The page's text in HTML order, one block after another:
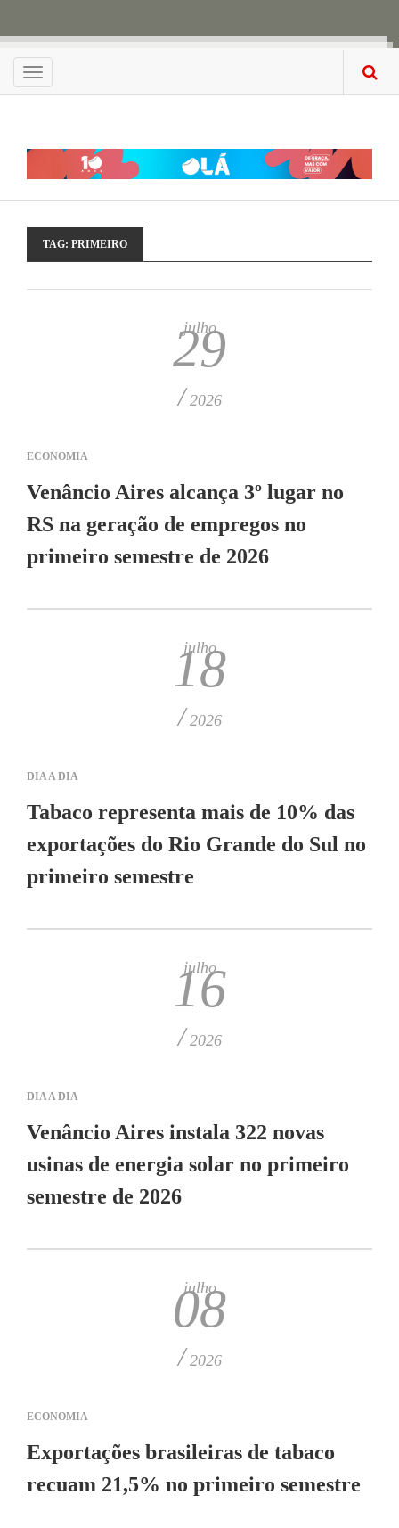
Menu
TAG: PRIMEIRO
julho
29
/ 2026
ECONOMIA
Venâncio Aires alcança 3º lugar no
RS na geração de empregos no
primeiro semestre de 2026
julho
18
/ 2026
DIA A DIA
Tabaco representa mais de 10% das
exportações do Rio Grande do Sul no
primeiro semestre
julho
16
/ 2026
DIA A DIA
Venâncio Aires instala 322 novas
usinas de energia solar no primeiro
semestre de 2026
julho
08
/ 2026
ECONOMIA
Exportações brasileiras de tabaco
recuam 21,5% no primeiro semestre